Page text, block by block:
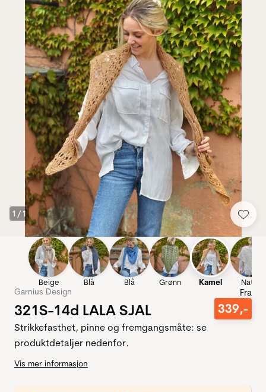
1 /1
Beige Blå Blå Grønn Kamel Natur
Garnius Design
321S-14d LALA SJAL
Fra
339,-
Strikkefasthet, pinne og fremgangsmåte: se
produktdetaljer nedenfor.
Vis mer informasjon